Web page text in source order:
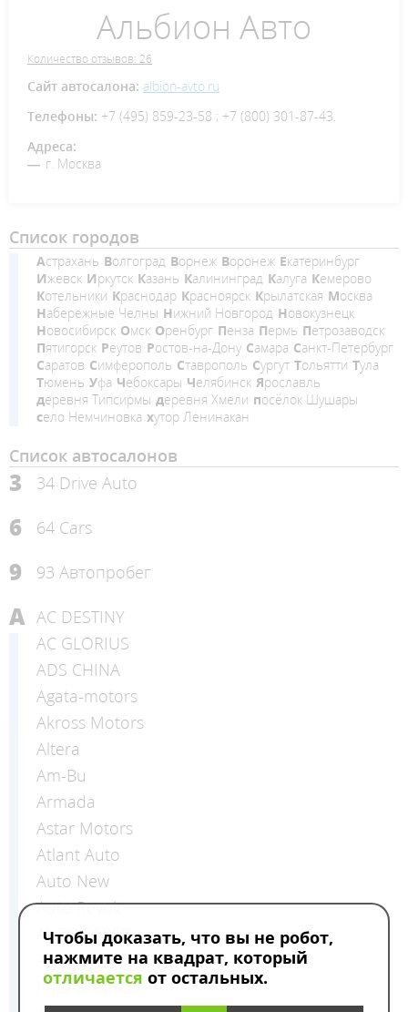
Альбион Авто
Количество отзывов: 26
Сайт автосалона: albion-avto.ru
Телефоны: +7 (495) 859-23-58 ; +7 (800) 301-87-43.
Адреса:
г. Москва
Список городов
Астрахань Волгоград Ворнеж Воронеж
Екатеринбург
Ижевск
Иркутск Казань Калининград Калуга
Кемерово
Котельники
Краснодар Красноярск Крылатская
Москва
Набережные Челны
Нижний Новгород
Новокузнецк
Новосибирск
Омск Оренбург Пенза Пермь
Петрозаводск
Пятигорск
Реутов Ростов-на-Дону Самара
Санкт-Петербург
Саратов
Симферополь Ставрополь Сургут Тольятти
Тула
Тюмень
Уфа Чебоксары Челябинск
Ярославль
деревня Типсирмы
деревня Хмели
посёлок Шушары
село Немчиновка
хутор Ленинакан
Список автосалонов
3 34 Drive Auto
6 64 Cars
9 93 Автопробег
A AC DESTINY
AC GLORIUS
ADS CHINA
Agata-motors
Akross Motors
Altera
Am-Bu
Armada
Astar Motors
Atlant Auto
Auto New
Auto Revolt
AUTO SEBER
Auto Сity
Auto-Premium
Чтобы доказать, что вы не робот,
нажмите на квадрат, который
отличается от остальных.